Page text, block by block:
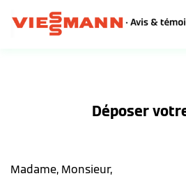
Déposer
Madame, Monsieur,